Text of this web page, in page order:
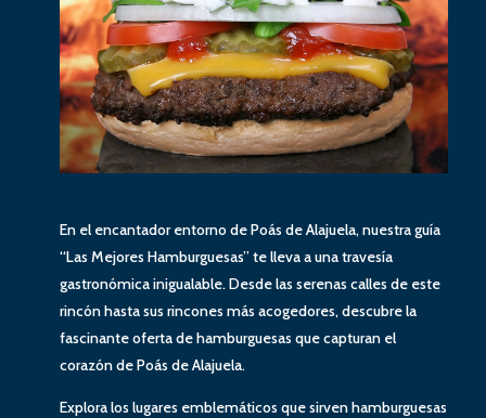
En el encantador entorno de Poás de Alajuela, nuestra guía
“Las Mejores Hamburguesas” te lleva a una travesía
gastronómica inigualable. Desde las serenas calles de este
rincón hasta sus rincones más acogedores, descubre la
fascinante oferta de hamburguesas que capturan el
corazón de Poás de Alajuela.
Explora los lugares emblemáticos que sirven hamburguesas